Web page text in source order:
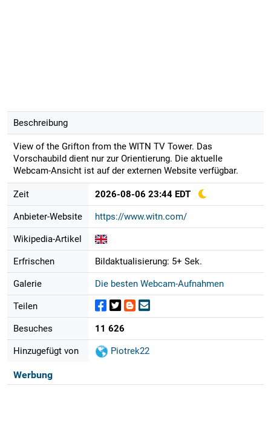
Beschreibung
View of the Grifton from the WITN TV Tower. Das
Vorschaubild dient nur zur Orientierung. Die aktuelle
Webcam-Ansicht ist auf der externen Website verfügbar.
Zeit 2026-08-06 23:44 EDT
Anbieter-Website https://www.witn.com/
Wikipedia-Artikel
Erfrischen Bildaktualisierung: 5+ Sek.
Galerie Die besten Webcam-Aufnahmen
Teilen
Besuches 11 626
Hinzugefügt von Piotrek22
Werbung